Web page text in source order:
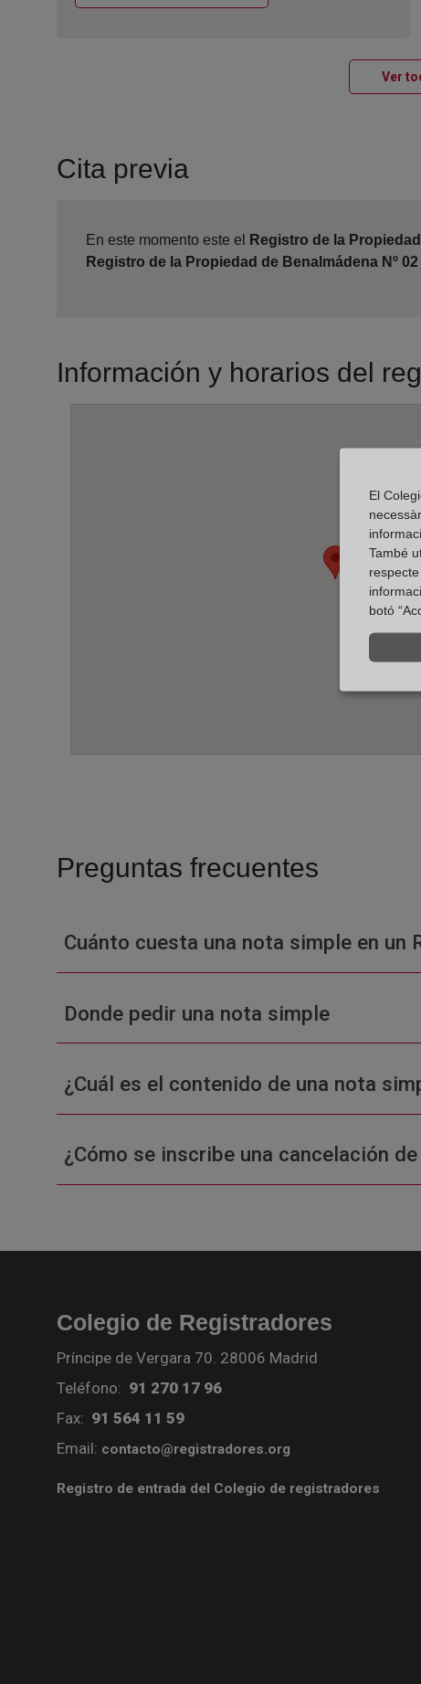
Ver
Cita previa
En este momento este el Registro de la
Registro de la Propiedad de Benalmádena Nº 02
Información y horarios del
Preguntas frecuentes
Cuánto cuesta una nota simple en un
Donde pedir una nota simple
¿Cuál es el contenido de una nota
¿Cómo se inscribe una cancelación
Colegio de Registradores
Príncipe de Vergara 70. 28006 Madrid
Teléfono: 91 270 17 96
Fax: 91 564 11 59
Email: contacto@registradores.org
Registro de entrada del Colegio de registradores
El
També
botó